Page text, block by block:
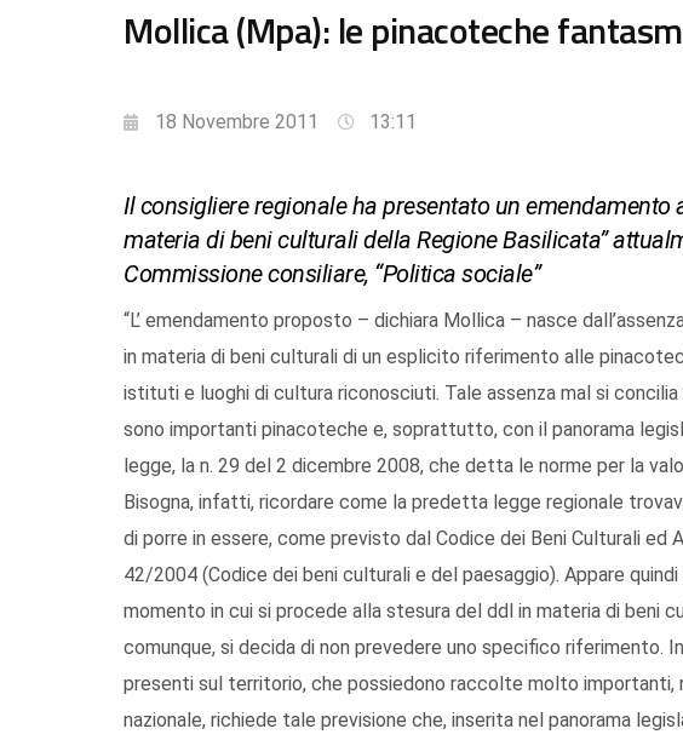
Mollica (Mpa): le pinacoteche
18 Novembre 2011 13:11
Il consigliere regionale ha presentato un emendamento
materia di beni culturali della Regione Basilicata”
Commissione consiliare, “Politica sociale”
“L’ emendamento proposto – dichiara Mollica – nasce
in materia di beni culturali di un esplicito riferimento alle
istituti e luoghi di cultura riconosciuti. Tale assenza mal si
sono importanti pinacoteche e, soprattutto, con il panorama
legge, la n. 29 del 2 dicembre 2008, che detta le norme per la
Bisogna, infatti, ricordare come la predetta legge regionale
di porre in essere, come previsto dal Codice dei Beni Culturali ed
42/2004 (Codice dei beni culturali e del paesaggio). Appare
momento in cui si procede alla stesura del ddl in materia di beni
comunque, si decida di non prevedere uno specifico riferimento.
presenti sul territorio, che possiedono raccolte molto importanti,
nazionale, richiede tale previsione che, inserita nel panorama